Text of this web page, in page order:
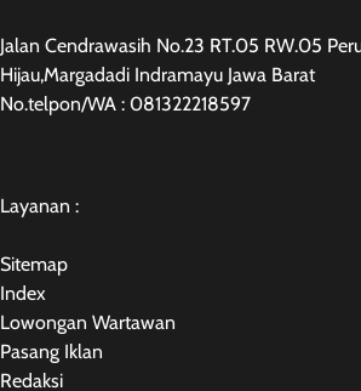
Jalan Cendrawasih No.23 RT.05 RW.05
Hijau,Margadadi Indramayu Jawa Barat
No.telpon/WA : 081322218597
Layanan :
Sitemap
Index
Lowongan Wartawan
Pasang Iklan
Redaksi